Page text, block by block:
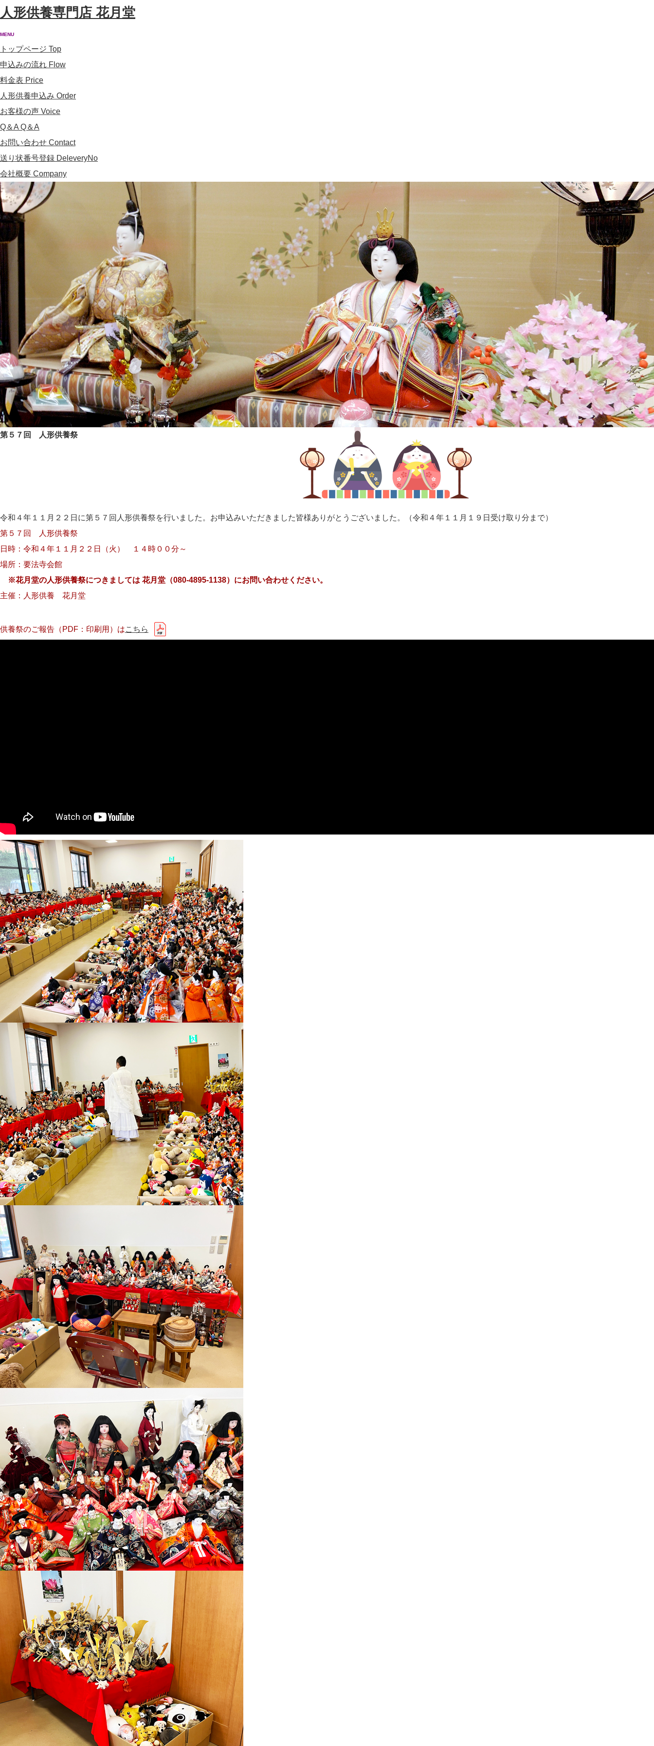
人形供養専門店 花月堂
MENU
トップページ Top
申込みの流れ Flow
料金表 Price
人形供養申込み Order
お客様の声 Voice
Q＆A Q＆A
お問い合わせ Contact
送り状番号登録 DeleveryNo
会社概要 Company
第５７回 人形供養祭
令和４年１１月２２日に第５７回人形供養祭を行いました。お申込みいただきました皆様ありがとうございました。（令和４年１１月１９日受け取り分まで）
第５７回 人形供養祭
日時：令和４年１１月２２日（火） １４時００分～
場所：要法寺会館
※花月堂の人形供養祭につきましては 花月堂（080-4895-1138）にお問い合わせください。
主催：人形供養 花月堂
供養祭のご報告（PDF：印刷用）はこちら